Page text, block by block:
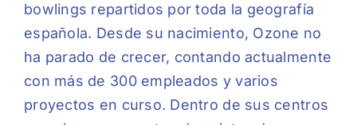
bowlings repartidos por toda la geografía
española. Desde su nacimiento, Ozone no
ha parado de crecer, contando actualmente
con más de 300 empleados y varios
proyectos en curso. Dentro de sus centros